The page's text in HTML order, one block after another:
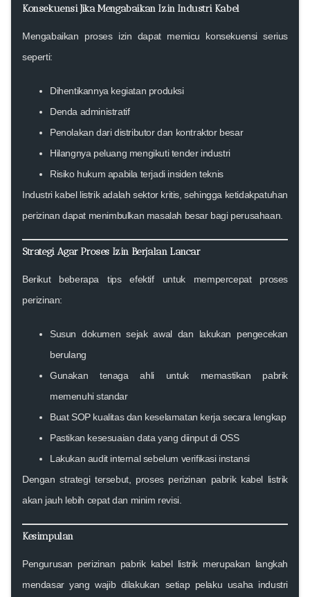
Konsekuensi Jika Mengabaikan Izin Industri Kabel
Mengabaikan proses izin dapat memicu konsekuensi serius
seperti:
Dihentikannya kegiatan produksi
Denda administratif
Penolakan dari distributor dan kontraktor besar
Hilangnya peluang mengikuti tender industri
Risiko hukum apabila terjadi insiden teknis
Industri kabel listrik adalah sektor kritis, sehingga ketidakpatuhan
perizinan dapat menimbulkan masalah besar bagi perusahaan.
Strategi Agar Proses Izin Berjalan Lancar
Berikut beberapa tips efektif untuk mempercepat proses
perizinan:
Susun dokumen sejak awal dan lakukan pengecekan
berulang
Gunakan tenaga ahli untuk memastikan pabrik
memenuhi standar
Buat SOP kualitas dan keselamatan kerja secara lengkap
Pastikan kesesuaian data yang diinput di OSS
Lakukan audit internal sebelum verifikasi instansi
Dengan strategi tersebut, proses perizinan pabrik kabel listrik
akan jauh lebih cepat dan minim revisi.
Kesimpulan
Pengurusan perizinan pabrik kabel listrik merupakan langkah
mendasar yang wajib dilakukan setiap pelaku usaha industri